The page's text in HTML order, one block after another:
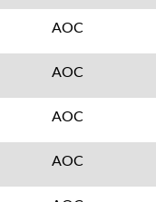
AOC
AOC
AOC
AOC